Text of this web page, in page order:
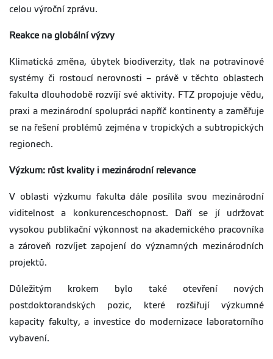
celou výroční zprávu.
Reakce na globální výzvy
Klimatická změna, úbytek biodiverzity, tlak na potravinové
systémy či rostoucí nerovnosti – právě v těchto oblastech
fakulta dlouhodobě rozvíjí své aktivity. FTZ propojuje vědu,
praxi a mezinárodní spolupráci napříč kontinenty a zaměřuje
se na řešení problémů zejména v tropických a subtropických
regionech.
Výzkum: růst kvality i mezinárodní relevance
V oblasti výzkumu fakulta dále posílila svou mezinárodní
viditelnost a konkurenceschopnost. Daří se jí udržovat
vysokou publikační výkonnost na akademického pracovníka
a zároveň rozvíjet zapojení do významných mezinárodních
projektů.
Důležitým krokem bylo také otevření nových
postdoktorandských pozic, které rozšiřují výzkumné
kapacity fakulty, a investice do modernizace laboratorního
vybavení.